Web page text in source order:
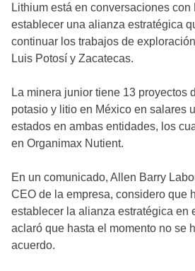
Lithium está en conversaciones con
establecer una alianza estratégica
continuar los trabajos de
Luis Potosí y Zacatecas.
La minera junior tiene 13 proyectos
potasio y litio en México en salares
estados en ambas entidades, los
en Organimax Nutient.
En un comunicado, Allen Barry
CEO de la empresa, considero que
establecer la alianza estratégica en
aclaró que hasta el momento no se
acuerdo.